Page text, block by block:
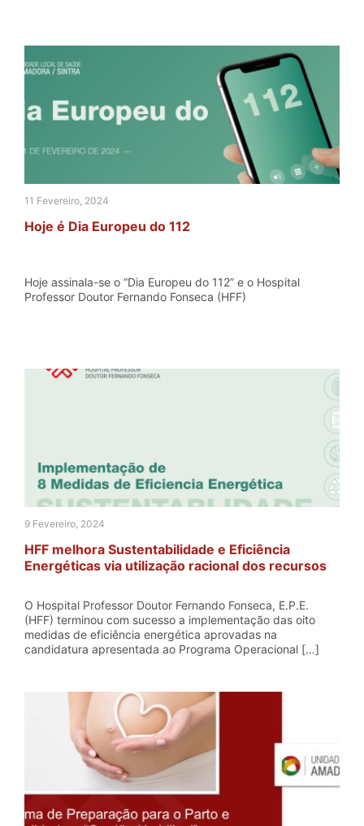
11 Fevereiro, 2024
Hoje é Dia Europeu do 112
Hoje assinala-se o “Dia Europeu do 112” e o Hospital
Professor Doutor Fernando Fonseca (HFF)
9 Fevereiro, 2024
HFF melhora Sustentabilidade e Eficiência
Energéticas via utilização racional dos recursos
O Hospital Professor Doutor Fernando Fonseca, E.P.E.
(HFF) terminou com sucesso a implementação das oito
medidas de eficiência energética aprovadas na
candidatura apresentada ao Programa Operacional […]